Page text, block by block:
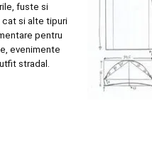
fuste si
cat si alte tipuri
pentru
evenimente
stradal.